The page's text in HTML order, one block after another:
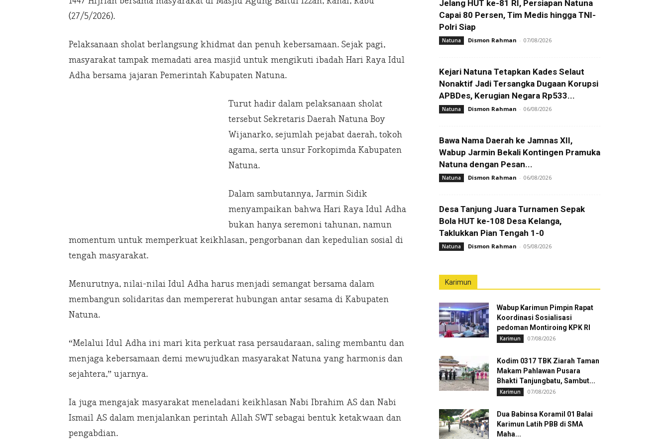
(27/5/2026).
Pelaksanaan sholat berlangsung khidmat dan penuh kebersamaan. Sejak pagi,
masyarakat tampak memadati area masjid untuk mengikuti ibadah Hari Raya Idul
Adha bersama jajaran Pemerintah Kabupaten Natuna.
Turut hadir dalam pelaksanaan sholat
tersebut Sekretaris Daerah Natuna Boy
Wijanarko, sejumlah pejabat daerah, tokoh
agama, serta unsur Forkopimda Kabupaten
Natuna.
Dalam sambutannya, Jarmin Sidik
menyampaikan bahwa Hari Raya Idul Adha
bukan hanya seremoni tahunan, namun
momentum untuk memperkuat keikhlasan, pengorbanan dan kepedulian sosial di
tengah masyarakat.
Menurutnya, nilai-nilai Idul Adha harus menjadi semangat bersama dalam
membangun solidaritas dan mempererat hubungan antar sesama di Kabupaten
Natuna.
“Melalui Idul Adha ini mari kita perkuat rasa persaudaraan, saling membantu dan
menjaga kebersamaan demi mewujudkan masyarakat Natuna yang harmonis dan
sejahtera,” ujarnya.
Ia juga mengajak masyarakat meneladani keikhlasan Nabi Ibrahim AS dan Nabi
Ismail AS dalam menjalankan perintah Allah SWT sebagai bentuk ketakwaan dan
pengabdian.
Jelang HUT ke-81 RI, Persiapan Natuna
Capai 80 Persen, Tim Medis hingga TNI-
Polri Siap
Natuna Dismon Rahman - 07/08/2026
Kejari Natuna Tetapkan Kades Selaut
Nonaktif Jadi Tersangka Dugaan Korupsi
APBDes, Kerugian Negara Rp533...
Natuna Dismon Rahman - 06/08/2026
Bawa Nama Daerah ke Jamnas XII,
Wabup Jarmin Bekali Kontingen Pramuka
Natuna dengan Pesan...
Natuna Dismon Rahman - 06/08/2026
Desa Tanjung Juara Turnamen Sepak
Bola HUT ke-108 Desa Kelanga,
Taklukkan Pian Tengah 1-0
Natuna Dismon Rahman - 05/08/2026
Karimun
Wabup Karimun Pimpin Rapat
Koordinasi Sosialisasi
pedoman Montiroing KPK RI
Karimun 07/08/2026
Kodim 0317 TBK Ziarah Taman
Makam Pahlawan Pusara
Bhakti Tanjungbatu, Sambut...
Karimun 07/08/2026
Dua Babinsa Koramil 01 Balai
Karimun Latih PBB di SMA
Maha...